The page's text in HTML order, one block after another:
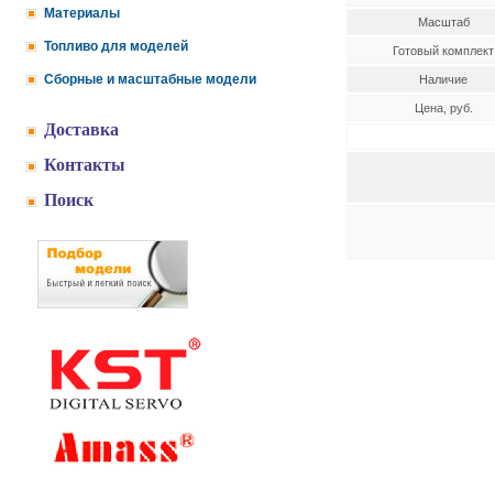
Материалы
Топливо для моделей
Сборные и масштабные модели
Доставка
Контакты
Поиск
Масштаб
Готовый комплект
Наличие
Цена, руб.